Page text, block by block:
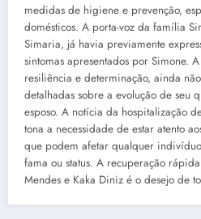
medidas de higiene e prevenção,
domésticos. A porta-voz da família
Simaria, já havia previamente
sintomas apresentados por Simone.
resiliência e determinação, ainda
detalhadas sobre a evolução de seu
esposo. A notícia da hospitalização
tona a necessidade de estar atento
que podem afetar qualquer
fama ou status. A recuperação
Mendes e Kaka Diniz é o desejo de